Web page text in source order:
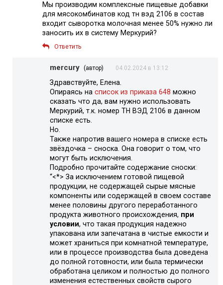
Мы производим комплексные пищевые добавки
для мясокомбинатов код тн вэд 2106 в состав
входит сыворотка молочная менее 50% нужно ли
заносить их в систему Меркурий?
Ответить
mercury (автор) 04.02.2024 в 13:12
Здравствуйте, Елена.
Опираясь на список из приказа 648 можно
сказать что да, вам нужно использовать
Меркурий, т.к. номер ТН ВЭД 2106 в данном
списке есть.
Но.
Также напротив вашего номера в списке есть
звёздочка – сноска. Она говорит о том, что
могут быть исключения.
Подробно прочитайте содержание сноски:
“<*> За исключением готовой пищевой
продукции, не содержащей сырые мясные
компоненты или содержащей в своем составе
менее половины другого переработанного
продукта животного происхождения, при
условии, что такая продукция надежно
упакована или запечатана в чистые емкости и
может храниться при комнатной температуре,
или в процессе производства была доведена
до полной готовности, или была термически
обработана целиком и полностью до полного
изменения естественных свойств сырого